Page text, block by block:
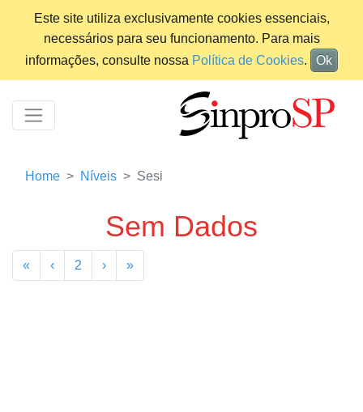
Este site utiliza exclusivamente cookies essenciais,
necessários para seu funcionamento. Para mais
informações, consulte nossa Política de Cookies. Ok
Home Níveis Sesi
Sem Dados
« ‹ 2 › »